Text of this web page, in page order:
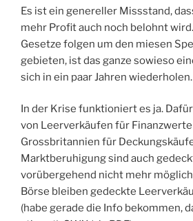
Es ist ein genereller Missstand,
mehr Profit auch noch belohnt
Gesetze folgen um den miesen
gebieten, ist das ganze sowieso
sich in ein paar Jahren wiederholen.
In der Krise funktioniert es ja.
von Leerverkäufen für Finanzwerte
Grossbritannien für
Marktberuhigung sind auch
vorübergehend nicht mehr
Börse bleiben gedeckte
(habe gerade die Info bekommen,